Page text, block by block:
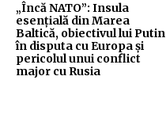
„Încă NATO”: Insula
esențială din Marea
Baltică, obiectivul lui Putin
în disputa cu Europa și
pericolul unui conflict
major cu Rusia